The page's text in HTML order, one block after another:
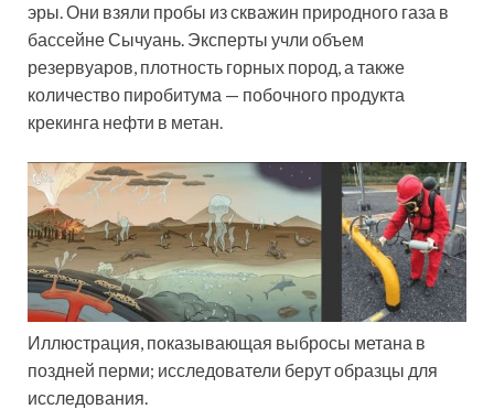
эры. Они взяли пробы из скважин природного газа в
бассейне Сычуань. Эксперты учли объем
резервуаров, плотность горных пород, а также
количество пиробитума — побочного продукта
крекинга нефти в метан.
Иллюстрация, показывающая выбросы метана в
поздней перми; исследователи берут образцы для
исследования.